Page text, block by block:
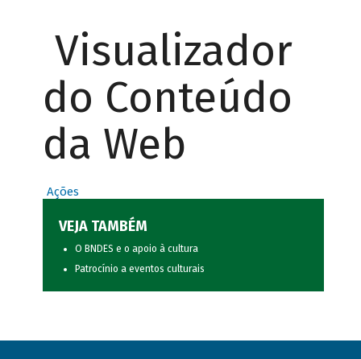
Visualizador
do Conteúdo
da Web
Ações
VEJA TAMBÉM
O BNDES e o apoio à cultura
Patrocínio a eventos culturais